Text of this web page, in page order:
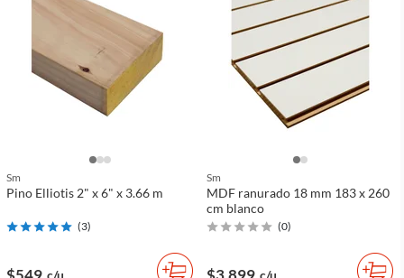
Sm
Pino Elliotis 2" x 6" x 3.66 m
(3)
c/u
Sm
MDF ranurado 18 mm 183 x 260
cm blanco
(0)
c/u